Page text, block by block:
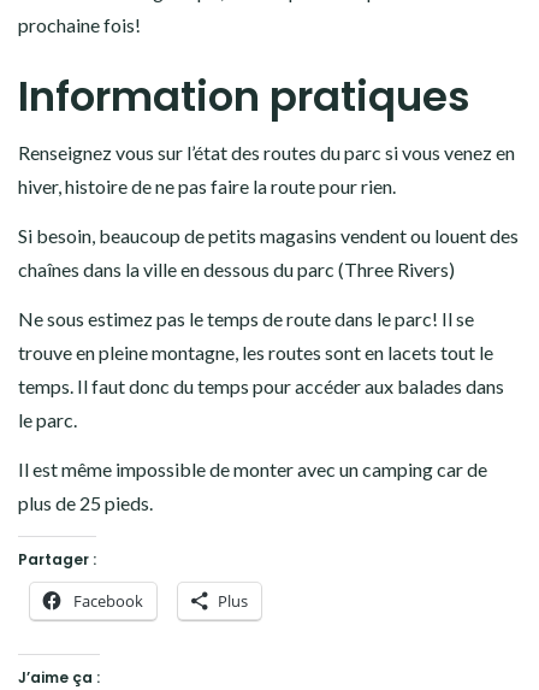
prochaine fois!
Information pratiques
Renseignez vous sur l’état des routes du parc si vous venez en
hiver, histoire de ne pas faire la route pour rien.
Si besoin, beaucoup de petits magasins vendent ou louent des
chaînes dans la ville en dessous du parc (Three Rivers)
Ne sous estimez pas le temps de route dans le parc! Il se
trouve en pleine montagne, les routes sont en lacets tout le
temps. Il faut donc du temps pour accéder aux balades dans
le parc.
Il est même impossible de monter avec un camping car de
plus de 25 pieds.
Partager :
Facebook Plus
J’aime ça :